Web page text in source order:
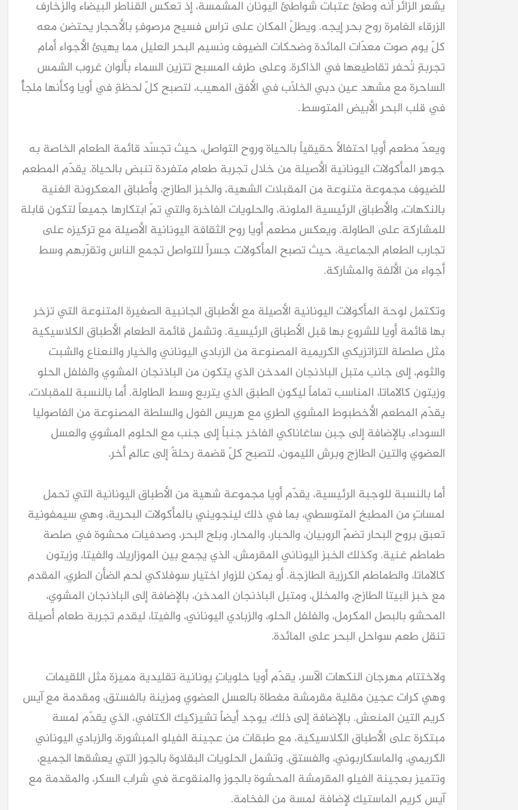
يشعر الزائر أنه وطئ عتبات شواطئ اليونان المشمسة، إذ تعكس القناطر البيضاء والزخارف
الزرقاء الغامرة روح بحر إيجه. ويطلّ المكان على تراسٍ فسيح مرصوفٍ بالأحجار يحتضن معه
كلّ يوم صوت معدّات المائدة وضحكات الضيوف ونسيم البحر العليل مما يهيئ الأجواء أمام
تجربةٍ تُحفر تقاطيعها في الذاكرة. وعلى طرف المسبح تتزين السماء بألوان غروب الشمس
الساحرة مع مشهد عين دبي الخلاّب في الأفق المهيب، لتصبح كلّ لحظةٍ في أويا وكأنها ملجأٌ
في قلب البحر الأبيض المتوسط.
ويعدّ مطعم أويا احتفالاً حقيقياً بالحياة وروح التواصل، حيث تجسّد قائمة الطعام الخاصة به
جوهر المأكولات اليونانية الأصيلة من خلال تجربة طعام متفردة تنبض بالحياة. يقدّم المطعم
للضيوف مجموعة متنوعة من المقبلات الشهية، والخبز الطازج، وأطباق المعكرونة الغنية
بالنكهات، والأطباق الرئيسية الملونة، والحلويات الفاخرة والتي تمّ ابتكارها جميعاً لتكون قابلة
للمشاركة على الطاولة. ويعكس مطعم أويا روح الثقافة اليونانية الأصيلة مع تركيزه على
تجارب الطعام الجماعية، حيث تصبح المأكولات جسراً للتواصل تجمع الناس وتقرّبهم وسط
أجواء من الألفة والمشاركة.
وتكتمل لوحة المأكولات اليونانية الأصيلة مع الأطباق الجانبية الصغيرة المتنوعة التي تزخر
بها قائمة أويا للشروع بها قبل الأطباق الرئيسية. وتشمل قائمة الطعام الأطباق الكلاسيكية
مثل صلصلة التزاتزيكي الكريمية المصنوعة من الزبادي اليوناني والخيار والنعناع والشبت
والثوم، إلى جانب متبل الباذنجان المدخن الذي يتكون من الباذنجان المشوي والفلفل الحلو
وزيتون كالاماتا، المناسب تماماً ليكون الطبق الذي يتربع وسط الطاولة. أما بالنسبة للمقبلات،
يقدّم المطعم الأخطبوط المشوي الطري مع هريس الفول والسلطة المصنوعة من الفاصوليا
السوداء، بالإضافة إلى جبن ساغاناكي الفاخر جنباً إلى جنب مع الحلوم المشوي والعسل
العضوي والتين الطازج وبرش الليمون، لتصبح كلّ قضمة رحلةً إلى عالمٍ أخر.
أما بالنسبة للوجبة الرئيسية، يقدّم أويا مجموعة شهية من الأطباق اليونانية التي تحمل
لمساتٍ من المطبخ المتوسطي، بما في ذلك لينجويني بالمأكولات البحرية، وهي سيمفونية
تعبق بروح البحار تضمّ الروبيان، والحبار، والمحار، وبلح البحر، وصدفيات محشوة في صلصة
طماطم غنية. وكذلك الخبز اليوناني المقرمش، الذي يجمع بين الموزاريلا، والفيتا، وزيتون
كالاماتا، والطماطم الكرزية الطازجة. أو يمكن للزوار اختيار سوفلاكي لحم الضأن الطري، المقدم
مع خبز البيتا الطازج، والمخلل، ومتبل الباذنجان المدخن، بالإضافة إلى الباذنجان المشوي،
المحشو بالبصل المكرمل، والفلفل الحلو، والزبادي اليوناني، والفيتا، ليقدم تجربة طعام أصيلة
تنقل طعم سواحل البحر على المائدة.
ولاختتام مهرجان النكهات الآسر، يقدّم أويا حلوياتٍ يونانية تقليدية مميزة مثل اللقيمات
وهي كرات عجين مقلية مقرمشة مغطاة بالعسل العضوي ومزينة بالفستق، ومقدمة مع آيس
كريم التين المنعش. بالإضافة إلى ذلك، يوجد أيضاً تشيزكيك الكتافي، الذي يقدّم لمسة
مبتكرة على الأطباق الكلاسيكية، مع طبقات من عجينة الفيلو المبشورة، والزبادي اليوناني
الكريمي، والماسكاربوني، والفستق. وتشمل الحلويات البقلاوة بالجوز التي يعشقها الجميع،
وتتميز بعجينة الفيلو المقرمشة المحشوة بالجوز والمنقوعة في شراب السكر، والمقدمة مع
آيس كريم الماستيك لإضافة لمسة من الفخامة.
وزير النقل يدشن 20 أتوبيسًا جديدًا مكيفًا من إنتاج شركة
النصر للسيارات إلى شركة الاتحاد العربي للنقل البري
(السوبرجيت)
كيا EV9 GT للباحثين عن متعة قيادة السيارات الكهربائية
العائلية